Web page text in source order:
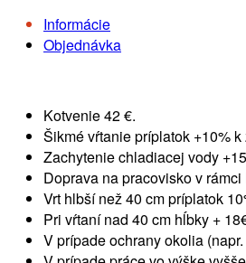
Informácie
Objednávka
Kotvenie 42 €.
Šikmé vŕtanie príplatok +10%
Zachytenie chladiacej vody
Doprava na pracovisko v
Vrt hlbší než 40 cm príplatok
Pri vŕtaní nad 40 cm hĺbky +
V prípade ochrany okolia